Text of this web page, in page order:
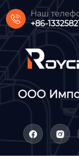

Наш
+86-
ООО
 